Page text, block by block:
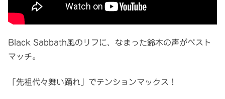
Black Sabbath風のリフに、なまった鈴木の声がベスト
マッチ。
「先祖代々舞い踊れ」でテンションマックス！